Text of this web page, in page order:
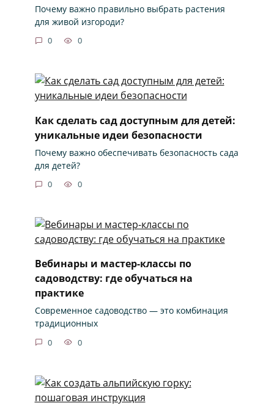
Почему важно правильно выбрать растения
для живой изгороди?
0 0
Как сделать сад доступным для детей:
уникальные идеи безопасности
Почему важно обеспечивать безопасность сада
для детей?
0 0
Вебинары и мастер-классы по
садоводству: где обучаться на
практике
Современное садоводство — это комбинация
традиционных
0 0